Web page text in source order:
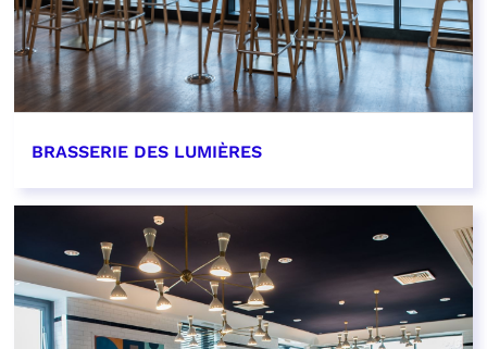
BRASSERIE DES LUMIÈRES
EN SAVOIR PLUS